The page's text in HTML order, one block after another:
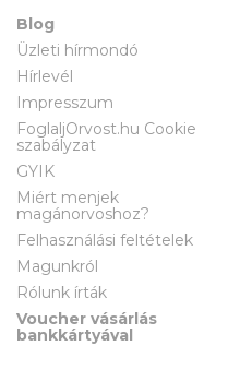
Blog
Üzleti hírmondó
Hírlevél
Impresszum
FoglaljOrvost.hu Cookie
szabályzat
GYIK
Miért menjek
magánorvoshoz?
Felhasználási feltételek
Magunkról
Rólunk írták
Voucher vásárlás
bankkártyával